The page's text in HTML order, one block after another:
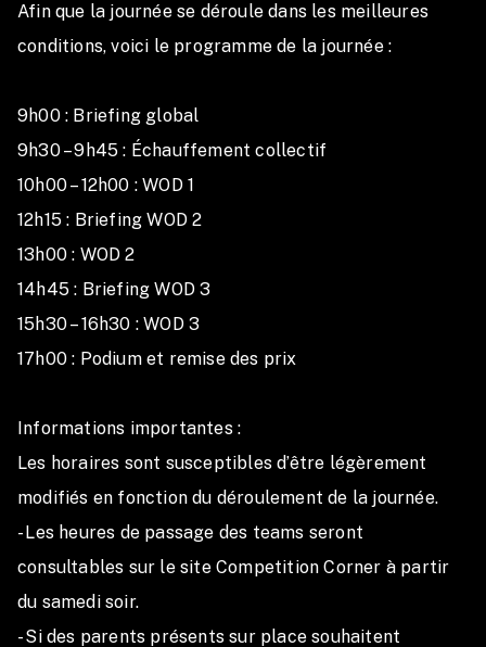
🎁 Un pack athlète
🪧 Une pancarte personnalisée au nom de la team
8. Responsabilités:
L’organisation CrossFit Tribok décline toute
responsabilité en cas de blessure, perte ou vol de
matériel personnel durant l’événement.
Les participants s’engagent à respecter :
le matériel
les bénévoles
les autres compétiteurs
disqualification.
9. Acceptation du règlement:
Toute inscription vaut acceptation pleine et entière du
présent règlement.
Afin que la journée se déroule dans les meilleures
conditions, voici le programme de la journée :
9h00 : Briefing global
9h30 – 9h45 : Échauffement collectif
10h00 – 12h00 : WOD 1
12h15 : Briefing WOD 2
13h00 : WOD 2
14h45 : Briefing WOD 3
15h30 – 16h30 : WOD 3
17h00 : Podium et remise des prix
Informations importantes :
Les horaires sont susceptibles d’être légèrement
modifiés en fonction du déroulement de la journée.
- Les heures de passage des teams seront
consultables sur le site Competition Corner à partir
du samedi soir.
- Si des parents présents sur place souhaitent